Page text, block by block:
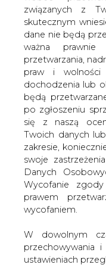
związanych z
skutecznym
dane nie będą
ważna prawnie
przetwarzania,
praw i
dochodzenia lub
będą
po zgłoszeniu
się z naszą
Twoich danych
zakresie,
swoje
Danych
Wycofanie
prawem
wycofaniem.
W dowolnym
przechowywania
ustawieniach
Budowa
społecznie to
osiągnięcie
całego
tylko zbadać
przygotować i
transparentnej
jednostki, jak
10 lat, średnia
porównaniu od
niepokojące